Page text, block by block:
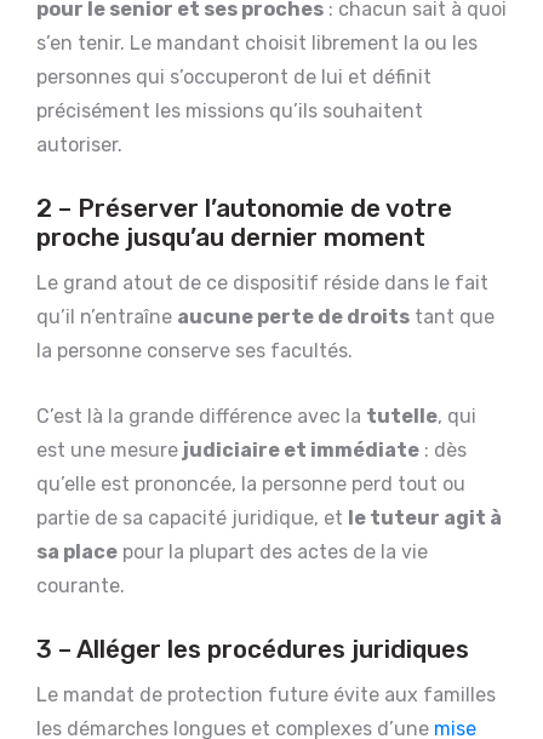
pour le senior et ses proches : chacun sait à quoi
s’en tenir. Le mandant choisit librement la ou les
personnes qui s’occuperont de lui et définit
précisément les missions qu’ils souhaitent
autoriser.
2 – Préserver l’autonomie de votre
proche jusqu’au dernier moment
Le grand atout de ce dispositif réside dans le fait
qu’il n’entraîne aucune perte de droits tant que
la personne conserve ses facultés.
C’est là la grande différence avec la tutelle, qui
est une mesure judiciaire et immédiate : dès
qu’elle est prononcée, la personne perd tout ou
partie de sa capacité juridique, et le tuteur agit à
sa place pour la plupart des actes de la vie
courante.
3 – Alléger les procédures juridiques
Le mandat de protection future évite aux familles
les démarches longues et complexes d’une mise